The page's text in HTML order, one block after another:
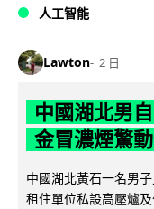
人工智能
Lawton 2 日
中國湖北男
金冒濃煙驚
中國湖北黃石一名男
租住單位私設高壓爐